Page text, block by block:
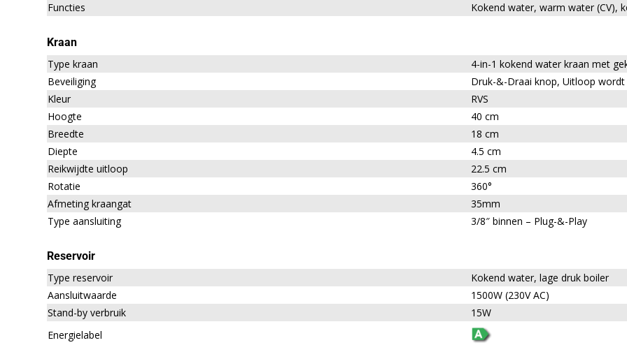
Functies
Kokend water, warm water (CV),
Kraan
Type kraan
4-in-1 kokend water kraan met
Beveiliging
Druk-&-Draai knop, Uitloop
Kleur
RVS
Hoogte
40 cm
Breedte
18 cm
Diepte
4.5 cm
Reikwijdte uitloop
22.5 cm
Rotatie
360°
Afmeting kraangat
35mm
Type aansluiting
3/8″ binnen – Plug-&-Play
Reservoir
Type reservoir
Kokend water, lage druk boiler
Aansluitwaarde
1500W (230V AC)
Stand-by verbruik
15W
Energielabel